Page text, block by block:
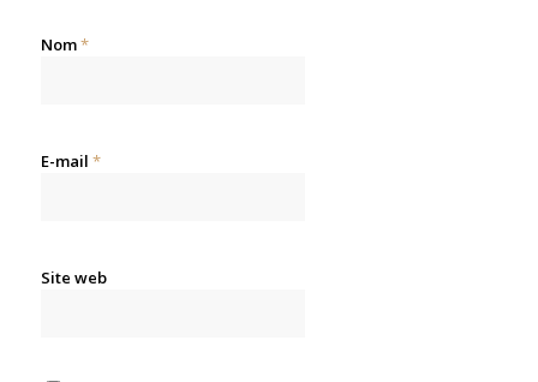
Nom*
E-mail *
Site web